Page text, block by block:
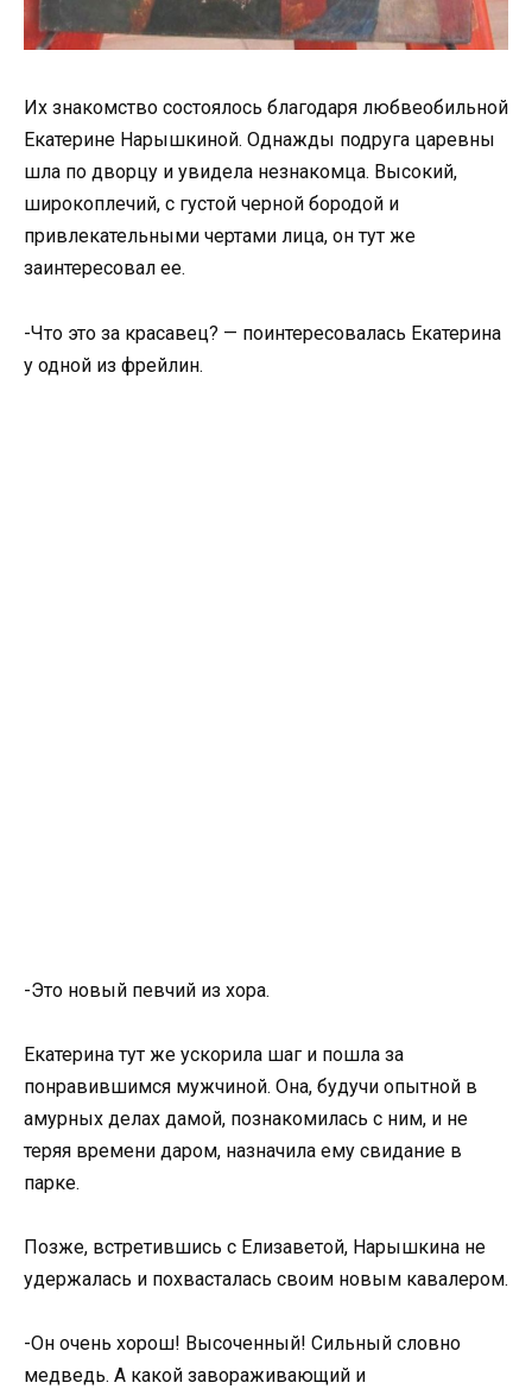
Их знакомство состоялось благодаря любвеобильной
Екатерине Нарышкиной. Однажды подруга царевны
шла по дворцу и увидела незнакомца. Высокий,
широкоплечий, с густой черной бородой и
привлекательными чертами лица, он тут же
заинтересовал ее.
-Что это за красавец? — поинтересовалась Екатерина
у одной из фрейлин.
-Это новый певчий из хора.
Екатерина тут же ускорила шаг и пошла за
понравившимся мужчиной. Она, будучи опытной в
амурных делах дамой, познакомилась с ним, и не
теряя времени даром, назначила ему свидание в
парке.
Позже, встретившись с Елизаветой, Нарышкина не
удержалась и похвасталась своим новым кавалером.
-Он очень хорош! Высоченный! Сильный словно
медведь. А какой завораживающий и